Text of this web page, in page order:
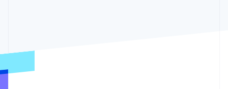
Stripe Sessions 2026